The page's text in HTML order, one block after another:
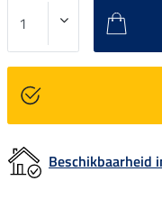
Beschikbaarheid